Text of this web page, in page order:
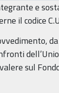
e
il codice
sul